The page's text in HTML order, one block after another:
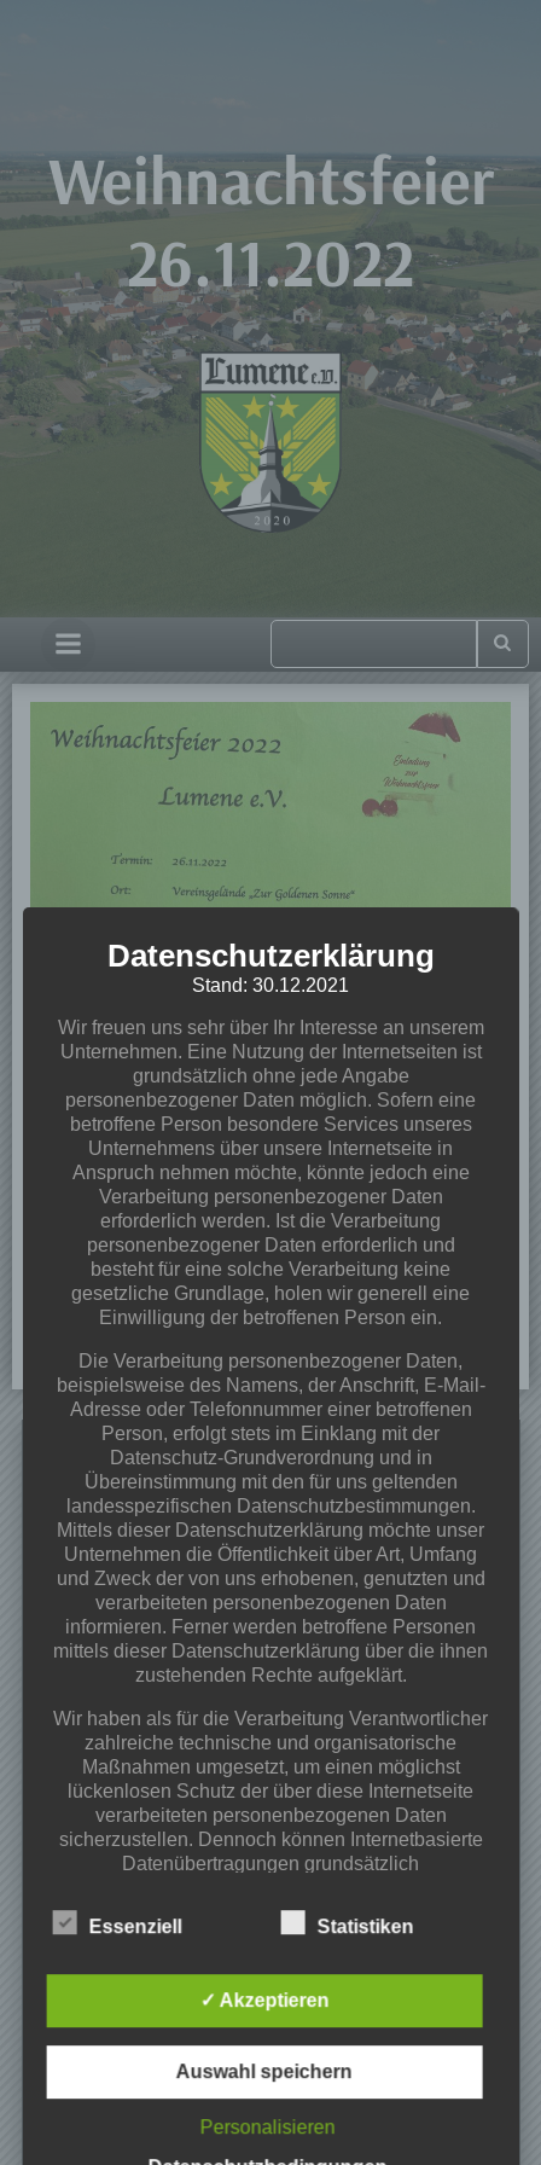
Weihnachtsfeier
26.11.2022
Neueste Beiträge
Dorffest 2026
Veranstaltungen & Angebote 2026
Frühjahrsputz 28.03.2026 ab 09:00 Uhr
Osterfeuer 02.04.2026 ab 18:00Uhr
Begegnungs-und Spieleabend
Kategorien
Projekte
Veranstaltungen
Vereinsinfos
Mai 2026
Februar 2026
November 2025
Oktober 2025
Juni 2025
Mai 2025
April 2025
Datenschutzerklärung
Stand: 30.12.2021
Wir freuen uns sehr über Ihr Interesse an unserem
Unternehmen. Eine Nutzung der Internetseiten ist
grundsätzlich ohne jede Angabe
personenbezogener Daten möglich. Sofern eine
betroffene Person besondere Services unseres
Unternehmens über unsere Internetseite in
Anspruch nehmen möchte, könnte jedoch eine
Verarbeitung personenbezogener Daten
erforderlich werden. Ist die Verarbeitung
personenbezogener Daten erforderlich und
besteht für eine solche Verarbeitung keine
gesetzliche Grundlage, holen wir generell eine
Einwilligung der betroffenen Person ein.
Die Verarbeitung personenbezogener Daten,
beispielsweise des Namens, der Anschrift, E-Mail-
Adresse oder Telefonnummer einer betroffenen
Person, erfolgt stets im Einklang mit der
Datenschutz-Grundverordnung und in
Übereinstimmung mit den für uns geltenden
landesspezifischen Datenschutzbestimmungen.
Mittels dieser Datenschutzerklärung möchte unser
Unternehmen die Öffentlichkeit über Art, Umfang
und Zweck der von uns erhobenen, genutzten und
verarbeiteten personenbezogenen Daten
informieren. Ferner werden betroffene Personen
mittels dieser Datenschutzerklärung über die ihnen
zustehenden Rechte aufgeklärt.
Wir haben als für die Verarbeitung Verantwortlicher
zahlreiche technische und organisatorische
Maßnahmen umgesetzt, um einen möglichst
lückenlosen Schutz der über diese Internetseite
verarbeiteten personenbezogenen Daten
sicherzustellen. Dennoch können Internetbasierte
Datenübertragungen grundsätzlich
Schutz nicht gewährleistet werden kann. Aus
diesem Grund steht es jeder betroffenen Person
uns zu übermitteln.
Begriffsbestimmungen
Die Datenschutzerklärung beruht auf den
Begrifflichkeiten, die durch den Europäischen
Essenziell Statistiken
✓ Akzeptieren
Auswahl speichern
Personalisieren